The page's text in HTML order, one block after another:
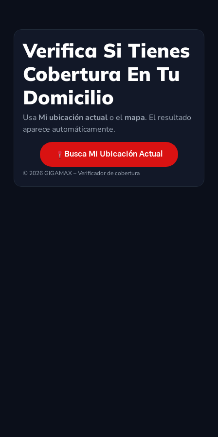
Verifica Si Tienes
Cobertura En Tu
Domicilio
Usa Mi ubicación actualo el mapa. El resultado
aparece automáticamente.
Busca Mi Ubicación Actual
© 2026GIGAMAX – Verificador de cobertura